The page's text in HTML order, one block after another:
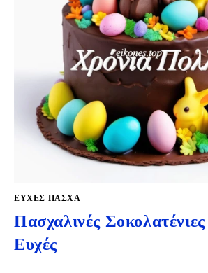
ΕΥΧΈΣ ΠΆΣΧΑ
Πασχαλινές
Ευχές